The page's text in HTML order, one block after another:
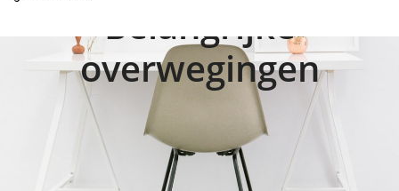
Belangrijke
overwegingen